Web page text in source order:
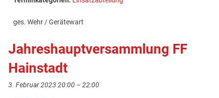
ges. Wehr / Gerätewart
Jahreshauptversammlung FF
Hainstadt
3. Februar 2023 20:00 –22:00